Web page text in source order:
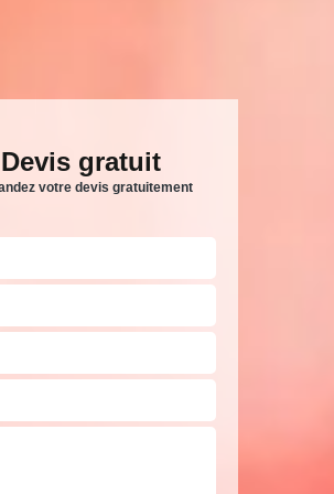
Devis gratuit
votre devis gratuitement